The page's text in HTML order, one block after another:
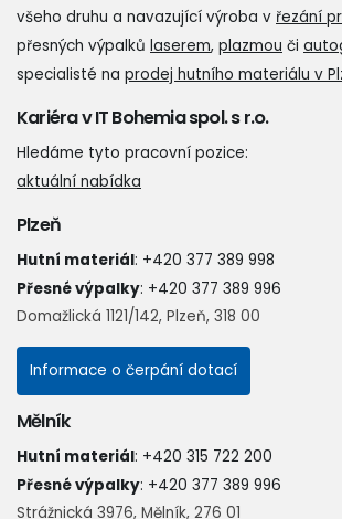
všeho druhu a navazující výroba v řezání
přesných výpalků laserem, plazmou či
specialisté na prodej hutního materiálu v
Kariéra v IT Bohemia spol. s r.o.
Hledáme tyto pracovní pozice:
aktuální nabídka
Plzeň
Hutní materiál: +420 377 389 998
Přesné výpalky: +420 377 389 996
Domažlická 1121/142, Plzeň, 318 00
Informace o čerpání dotací
Mělník
Hutní materiál: +420 315 722 200
Přesné výpalky: +420 377 389 996
Strážnická 3976, Mělník, 276 01